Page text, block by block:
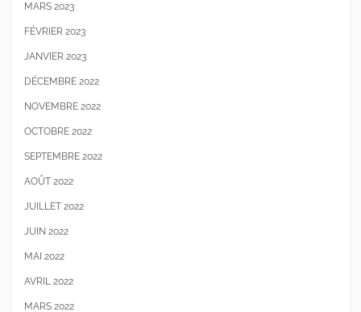
MARS 2023
FÉVRIER 2023
JANVIER 2023
DÉCEMBRE 2022
NOVEMBRE 2022
OCTOBRE 2022
SEPTEMBRE 2022
AOÛT 2022
JUILLET 2022
JUIN 2022
MAI 2022
AVRIL 2022
MARS 2022